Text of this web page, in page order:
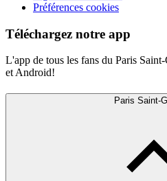
Préférences cookies
Téléchargez notre app
L'app de tous les fans du Paris
et Android!
Paris Saint-